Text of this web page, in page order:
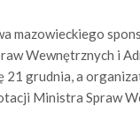
mazowieckiego
Wewnętrznych i
21 grudnia, a
Ministra Spraw